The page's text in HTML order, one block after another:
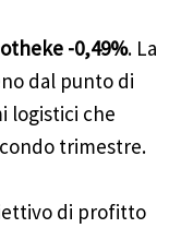
-0,49%. La
dal punto di
logistici che
trimestre.
di profitto